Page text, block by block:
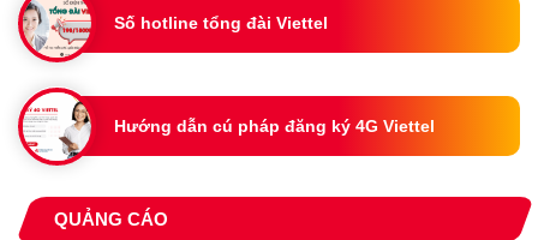
Số hotline tổng đài Viettel
Hướng dẫn cú pháp đăng ký 4G Viettel
QUẢNG CÁO